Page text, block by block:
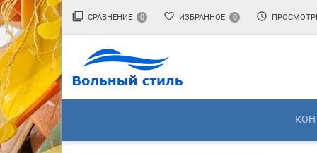
filter_none СРАВНЕНИЕ 0 favorite_border ИЗБРАННОЕ 0 access_time